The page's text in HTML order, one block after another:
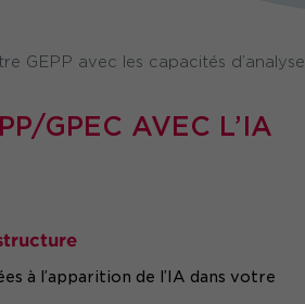
GEPP avec les capacités d’analyse
GPEC AVEC L’IA
à l’apparition de l’IA dans votre